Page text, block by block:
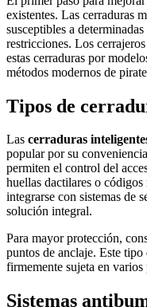
existentes. Las cerraduras
susceptibles a
restricciones. Los
estas cerraduras por
métodos modernos de
Tipos de
Las cerraduras
popular por su
permiten el control del
huellas dactilares o
integrarse con sistemas de
solución integral.
Para mayor protección,
puntos de anclaje. Este tipo
firmemente sujeta en
Sistemas